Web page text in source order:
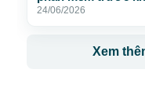
24/06/2026
Xem